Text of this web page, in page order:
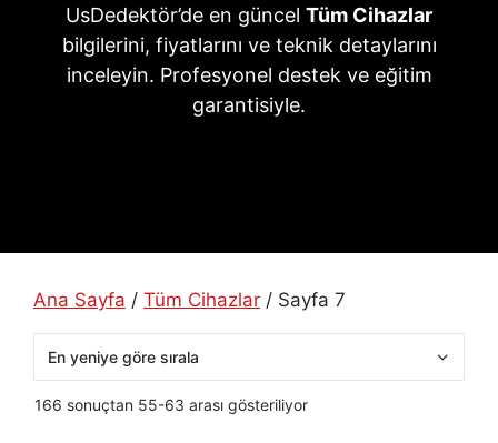
UsDedektör’de en güncel Tüm Cihazlar
bilgilerini, fiyatlarını ve teknik detaylarını
inceleyin. Profesyonel destek ve eğitim
garantisiyle.
Ana Sayfa / Tüm Cihazlar / Sayfa 7
166 sonuçtan 55-63 arası gösteriliyorEn